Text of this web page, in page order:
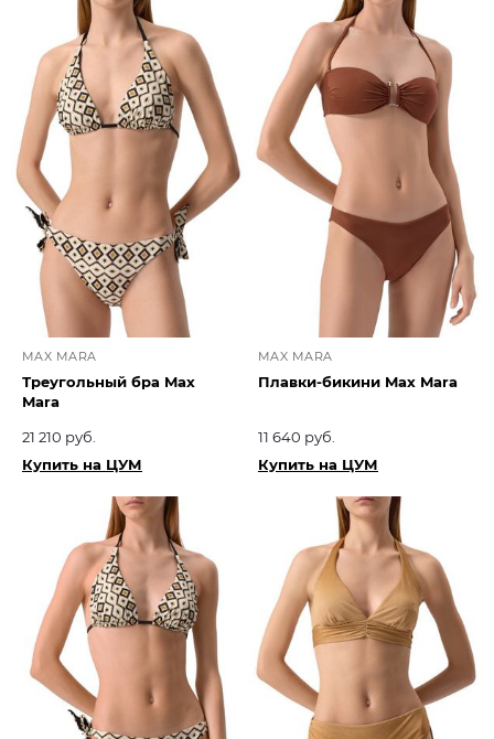
MAX MARA
Треугольный бра Max
Mara
21 210 руб.
Купить на ЦУМ
MAX MARA
Плавки-бикини Max Mara
11 640 руб.
Купить на ЦУМ